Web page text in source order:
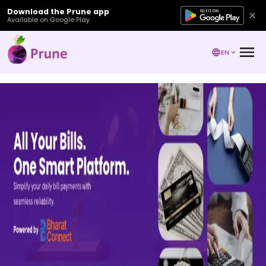
Download the Prune app
Available on Google Play
EN